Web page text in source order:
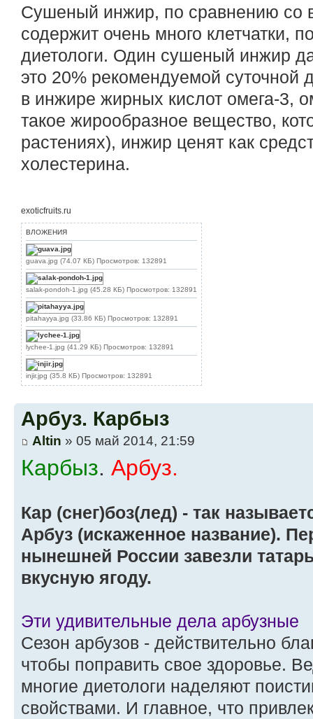
Сушеный инжир, по сравнению со
содержит очень много клетчатки,
диетологи. Один сушеный инжир
это 20% рекомендуемой
в инжире жирных кислот омега-3,
такое жирообразное вещество,
растениях), инжир ценят как
холестерина.
exoticfruits.ru
ВЛОЖЕНИЯ
guava.jpg (74.07 КБ) Просмотров: 132891
salak-pondoh-1.jpg (45.28 КБ) Просмотров: 132891
pitahayya.jpg (33.86 КБ) Просмотров: 132891
lychee-1.jpg (41.29 КБ) Просмотров: 132891
injir.jpg (35.8 КБ) Просмотров: 132891
Арбуз. Карбыз
Altin » 05 май 2014, 21:59
Карбыз. Арбуз.
Кар (снег)боз(лед) - так
Арбуз (искаженное название).
нынешней России завезли
вкусную ягоду.
Эти удивительные дела арбузные
Сезон арбузов - действительно
чтобы поправить свое здоровье.
многие диетологи наделяют
свойствами. И главное, что